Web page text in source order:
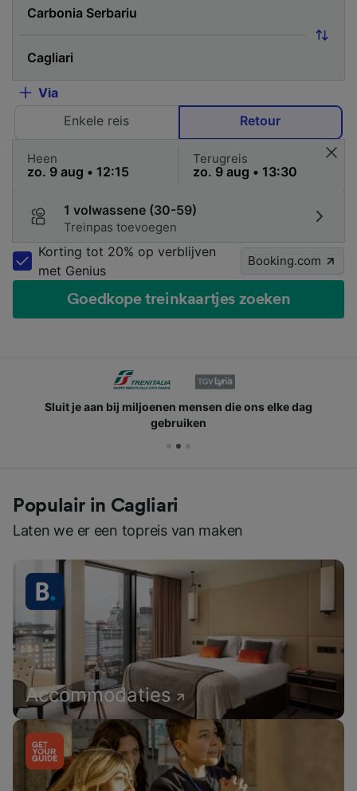
Via
Enkele reis
Retour
Heen Terugreis
1 volwassene (30-59)
Treinpas toevoegen
Korting tot 20% op verblijven
met Genius
Booking.com
Goedkope treinkaartjes zoeken
Sluit je aan bij miljoenen mensen die ons elke dag
gebruiken
Populair in Cagliari
Laten we er een topreis van maken
Accommodaties